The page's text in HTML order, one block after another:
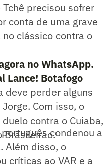
Tchê precisou sofrer
conta de uma grave
clássico contra o
no WhatsApp.
Lance! Botafogo
deve perder alguns
Com isso, o
contra o Cuiaba,
Brasileirão.condenou a
Além disso, o
críticas ao VAR e a